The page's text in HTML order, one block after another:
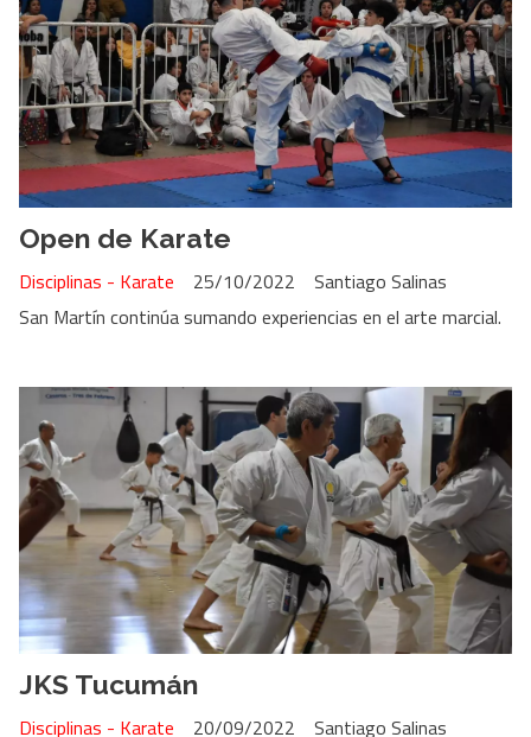
Open de Karate
Santiago Salinas
Disciplinas - Karate
25/10/2022
San Martín continúa sumando experiencias en el arte marcial.
JKS Tucumán
Santiago Salinas
Disciplinas - Karate 20/09/2022